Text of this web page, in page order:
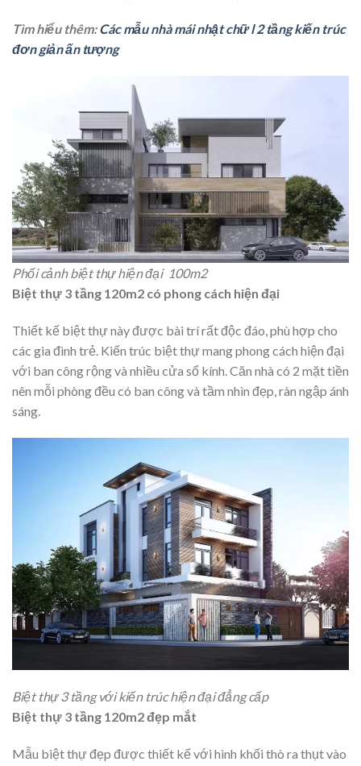
Tìm hiểu thêm:Các mẫu nhà mái nhật chữ l 2 tầng kiến trúc
đơn giản ấn tượng
Phối cảnh biệt thự hiện đại 100m2
Biệt thự 3 tầng 120m2 có phong cách hiện đại
Thiết kế biệt thự này được bài trí rất độc đáo, phù hợp cho
các gia đình trẻ. Kiến trúc biệt thự mang phong cách hiện đại
với ban công rộng và nhiều cửa sổ kính. Căn nhà có 2 mặt tiền
nên mỗi phòng đều có ban công và tầm nhìn đẹp, ràn ngập ánh
sáng.
Biệt thự 3 tầng với kiến trúc hiện đại đẳng cấp
Biệt thự 3 tầng 120m2 đẹp mắt
Mẫu biệt thự đẹp được thiết kế với hình khối thò ra thụt vào